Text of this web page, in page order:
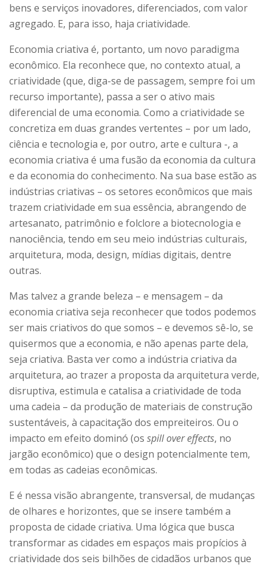
bens e serviços inovadores, diferenciados, com valor
agregado. E, para isso, haja criatividade.
Economia criativa é, portanto, um novo paradigma
econômico. Ela reconhece que, no contexto atual, a
criatividade (que, diga-se de passagem, sempre foi um
recurso importante), passa a ser o ativo mais
diferencial de uma economia. Como a criatividade se
concretiza em duas grandes vertentes – por um lado,
ciência e tecnologia e, por outro, arte e cultura -, a
economia criativa é uma fusão da economia da cultura
e da economia do conhecimento. Na sua base estão as
indústrias criativas – os setores econômicos que mais
trazem criatividade em sua essência, abrangendo de
artesanato, patrimônio e folclore a biotecnologia e
nanociência, tendo em seu meio indústrias culturais,
arquitetura, moda, design, mídias digitais, dentre
outras.
Mas talvez a grande beleza – e mensagem – da
economia criativa seja reconhecer que todos podemos
ser mais criativos do que somos – e devemos sê-lo, se
quisermos que a economia, e não apenas parte dela,
seja criativa. Basta ver como a indústria criativa da
arquitetura, ao trazer a proposta da arquitetura verde,
disruptiva, estimula e catalisa a criatividade de toda
uma cadeia – da produção de materiais de construção
sustentáveis, à capacitação dos empreiteiros. Ou o
impacto em efeito dominó (os spill over effects, no
jargão econômico) que o design potencialmente tem,
em todas as cadeias econômicas.
E é nessa visão abrangente, transversal, de mudanças
de olhares e horizontes, que se insere também a
proposta de cidade criativa. Uma lógica que busca
transformar as cidades em espaços mais propícios à
criatividade dos seis bilhões de cidadãos urbanos que